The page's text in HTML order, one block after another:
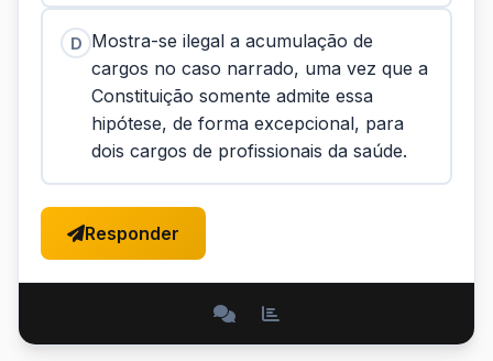
D Mostra-se ilegal a acumulação de
cargos no caso narrado, uma vez que a
Constituição somente admite essa
hipótese, de forma excepcional, para
dois cargos de profissionais da saúde.
Responder